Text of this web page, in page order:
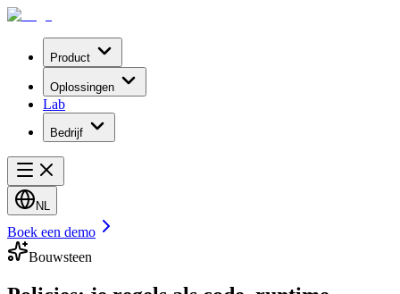
Product
Oplossingen
Lab
Bedrijf
NL
Boek een demo
Bouwsteen